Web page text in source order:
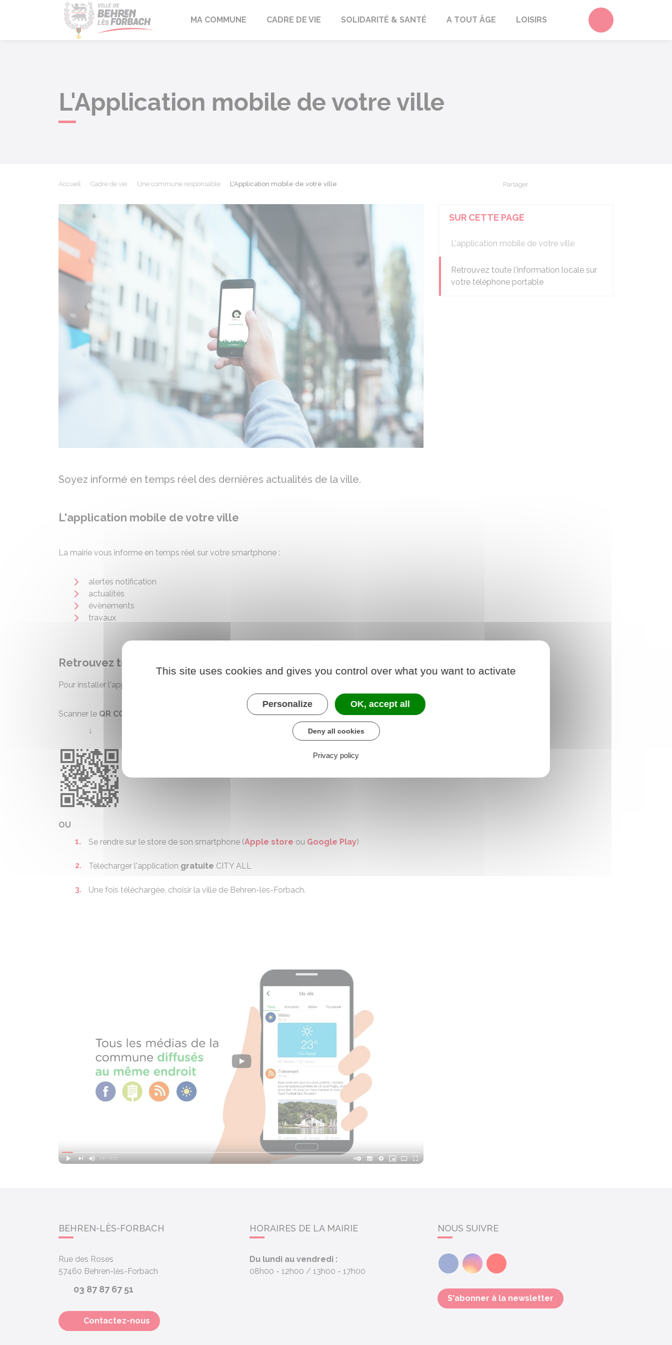
Behren-lès-Forbach
MA COMMUNE CADRE DE VIE SOLIDARITÉ & SANTÉ A TOUT ÂGE LOISIRS Accéder au
L'Application mobile de votre ville
Accueil Cadre de vie Une commune responsable L'Application mobile de votre ville Partager
Soyez informé en temps réel des dernières actualités de la ville.
L'application mobile de votre ville
La mairie vous informe en temps réel sur votre smartphone :
alertes notification
actualités
évènements
travaux
Retrouvez toute l'information locale sur votre téléphone portable
Pour installer l'application CITY ALL :
Scanner le QR CODE
↓
OU
Se rendre sur le store de son smartphone (Apple store ou Google Play)
Télécharger l'application gratuite CITY ALL
Une fois téléchargée, choisir la ville de Behren-lès-Forbach.
SUR CETTE PAGE
L'application mobile de votre ville
Retrouvez toute l'information locale sur
votre téléphone portable
BEHREN-LÈS-FORBACH
Rue des Roses
57460 Behren-lès-Forbach
03 87 87 67 51
Contactez-nous
HORAIRES DE LA MAIRIE
Du lundi au vendredi :
08h00 - 12h00
13h00 - 17h00
NOUS SUIVRE
FacebookInstagramYoutube
S'abonner à la newsletter
This site uses cookies and gives you control over what you want to activate
Personalize OK, accept all
Deny all cookies
Privacy policy